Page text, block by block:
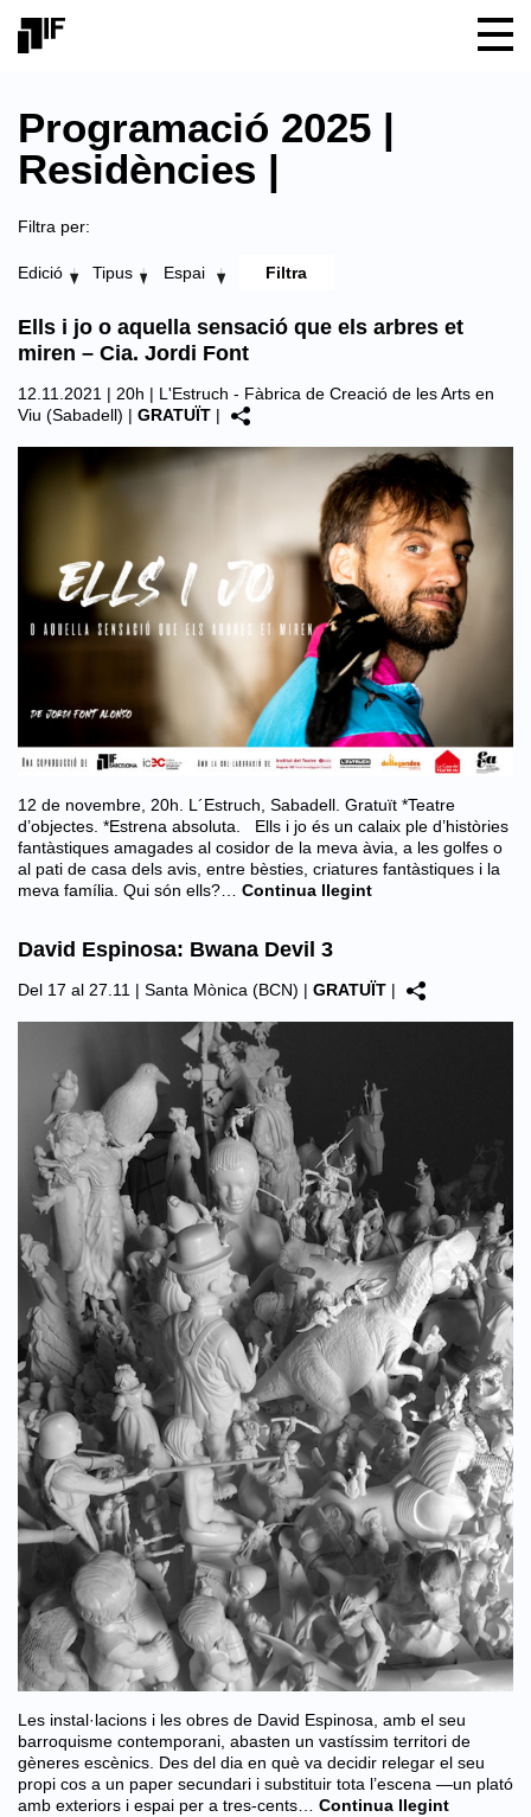
Programació 2025 |
Residències |
Filtra per:
Edició Tipus Espai
Ells i jo o aquella sensació que els arbres et
miren – Cia. Jordi Font
12.11.2021 | 20h | L'Estruch - Fàbrica de Creació de les Arts en
Viu (Sabadell) | GRATUÏT |
12 de novembre, 20h. L´Estruch, Sabadell. Gratuït *Teatre
d’objectes. *Estrena absoluta. Ells i jo és un calaix ple d’històries
fantàstiques amagades al cosidor de la meva àvia, a les golfes o
al pati de casa dels avis, entre bèsties, criatures fantàstiques i la
meva família. Qui són ells?… Continua llegint
David Espinosa: Bwana Devil 3
Del 17 al 27.11 | Santa Mònica (BCN) | GRATUÏT |
Les instal·lacions i les obres de David Espinosa, amb el seu
barroquisme contemporani, abasten un vastíssim territori de
gèneres escènics. Des del dia en què va decidir relegar el seu
propi cos a un paper secundari i substituir tota l’escena —un plató
amb exteriors i espai per a tres-cents… Continua llegint